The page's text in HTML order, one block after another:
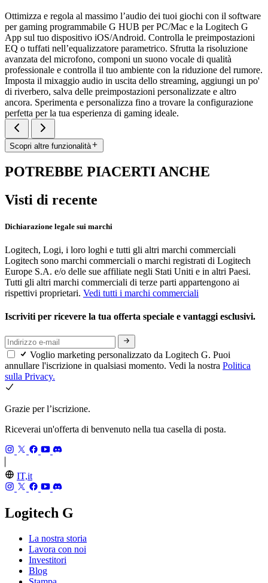
Ottimizza e regola al massimo l’audio dei tuoi giochi con il software
per gaming programmabile G HUB per PC/Mac e la Logitech G
App sul tuo dispositivo iOS/Android. Controlla le preimpostazioni
EQ o tuffati nell’equalizzatore parametrico. Sfrutta la risoluzione
avanzata del microfono, componi un suono vocale di qualità
professionale e controlla il tuo ambiente con la riduzione del rumore.
Imposta il mixaggio audio in uscita dello streaming, aggiungi un po'
di riverbero, salva delle preimpostazioni personalizzate e altro
ancora. Sperimenta e personalizza fino a trovare la configurazione
perfetta per la tua esperienza di gaming ideale.
Scopri altre funzionalità
POTREBBE PIACERTI ANCHE
Visti di recente
Dichiarazione legale sui marchi
Logitech, Logi, i loro loghi e tutti gli altri marchi commerciali
Logitech sono marchi commerciali o marchi registrati di Logitech
Europe S.A. e/o delle sue affiliate negli Stati Uniti e in altri Paesi.
Tutti gli altri marchi commerciali di terze parti appartengono ai
rispettivi proprietari. Vedi tutti i marchi commerciali
Iscriviti per ricevere la tua offerta speciale e vantaggi esclusivi.
Voglio marketing personalizzato da Logitech G. Puoi
annullare l'iscrizione in qualsiasi momento. Vedi la nostra Politica
sulla Privacy.
Grazie per l’iscrizione.
Riceverai un'offerta di benvenuto nella tua casella di posta.
IT,it
Logitech G
La nostra storia
Lavora con noi
Investitori
Blog